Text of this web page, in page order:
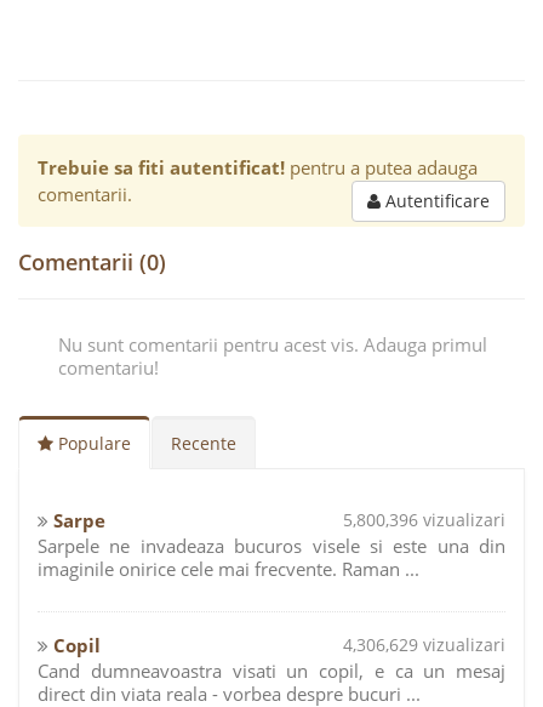
Trebuie sa fiti autentificat! pentru a putea adauga
comentarii.
Autentificare
Comentarii (0)
Nu sunt comentarii pentru acest vis. Adauga primul
comentariu!
Populare Recente
Sarpe 5,800,396 vizualizari
Sarpele ne invadeaza bucuros visele si este una din
imaginile onirice cele mai frecvente. Raman ...
Copil 4,306,629 vizualizari
Cand dumneavoastra visati un copil, e ca un mesaj
direct din viata reala - vorbea despre bucuri ...